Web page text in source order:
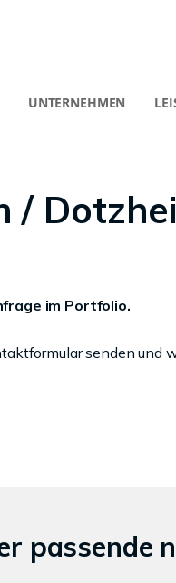
UNTERNEHMEN
/
im Portfolio.
senden und
passende